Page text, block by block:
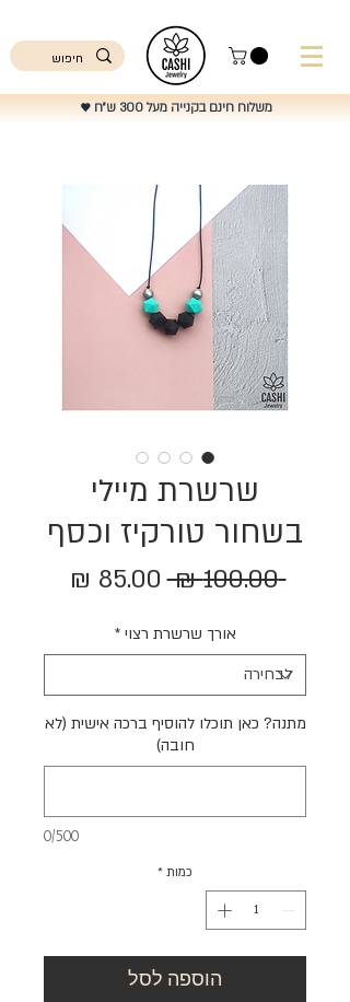
♥️ משלוח חינם בקנייה מעל 300 ש"ח
שרשרת מיילי
בשחור טורקיז וכסף
‏100.00 ‏₪
מחיר
אורך שרשרת רצוי *
מתנה? כאן תוכלו להוסיף ברכה אישית (לא
חובה)
0/500
כמות *
הוספה לסל